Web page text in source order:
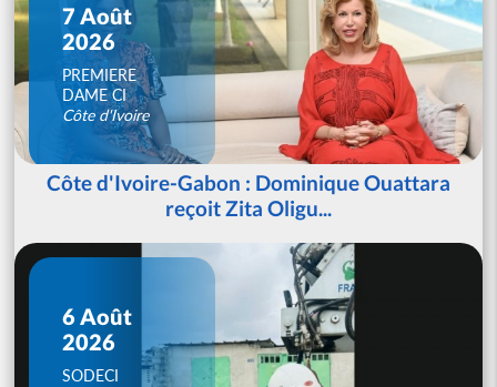
7 Août
2026
PREMIERE
DAME CI
Côte d'Ivoire
Côte d'Ivoire-Gabon : Dominique Ouattara
reçoit Zita Oligu...
6 Août
2026
SODECI